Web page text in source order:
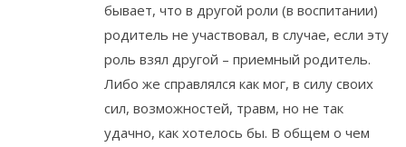
бывает, что в другой роли (в воспитании)
родитель не участвовал, в случае, если эту
роль взял другой – приемный родитель.
Либо же справлялся как мог, в силу своих
сил, возможностей, травм, но не так
удачно, как хотелось бы. В общем о чем